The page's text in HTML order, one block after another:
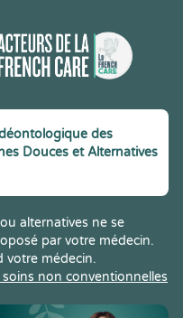
des
Douces et Alternatives
alternatives ne se
par votre médecin.
votre médecin.
non conventionnelles